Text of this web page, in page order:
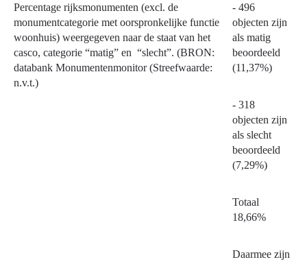
Percentage rijksmonumenten (excl. de
monumentcategorie met oorspronkelijke functie
woonhuis) weergegeven naar de staat van het
casco, categorie “matig” en “slecht”. (BRON:
databank Monumentenmonitor (Streefwaarde:
n.v.t.)
- 496
objecten zijn
als matig
beoordeeld
(11,37%)
- 318
objecten zijn
als slecht
beoordeeld
(7,29%)
Totaal
18,66%
Daarmee zijn